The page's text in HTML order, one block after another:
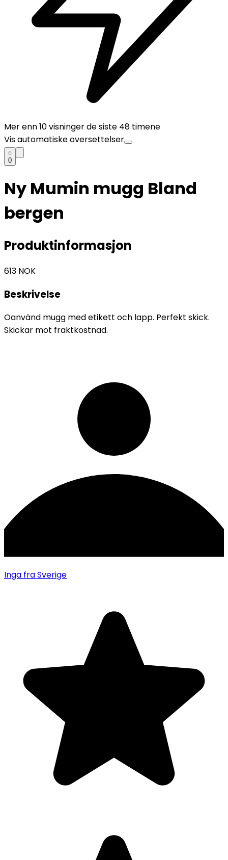
Mer enn10visninger de siste 48 timene
Vis automatiske oversettelser
0
Ny Mumin mugg Bland
bergen
Produktinformasjon
613 NOK
Beskrivelse
Oanvänd mugg med etikett och lapp. Perfekt skick.
Skickar mot fraktkostnad.
Inga fra Sverige